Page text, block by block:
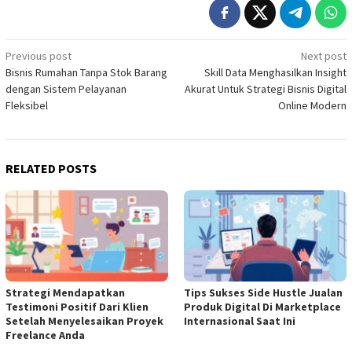
Post
navigation
Previous post
Bisnis Rumahan Tanpa Stok Barang
dengan Sistem Pelayanan
Fleksibel
Next post
Skill Data Menghasilkan Insight
Akurat Untuk Strategi Bisnis Digital
Online Modern
RELATED POSTS
Strategi Mendapatkan
Testimoni Positif Dari Klien
Setelah Menyelesaikan Proyek
Freelance Anda
Tips Sukses Side Hustle Jualan
Produk Digital Di Marketplace
Internasional Saat Ini